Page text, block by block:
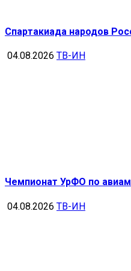
Спартакиада народов
04.08.2026 ТВ-ИН
Чемпионат УрФО по
04.08.2026 ТВ-ИН